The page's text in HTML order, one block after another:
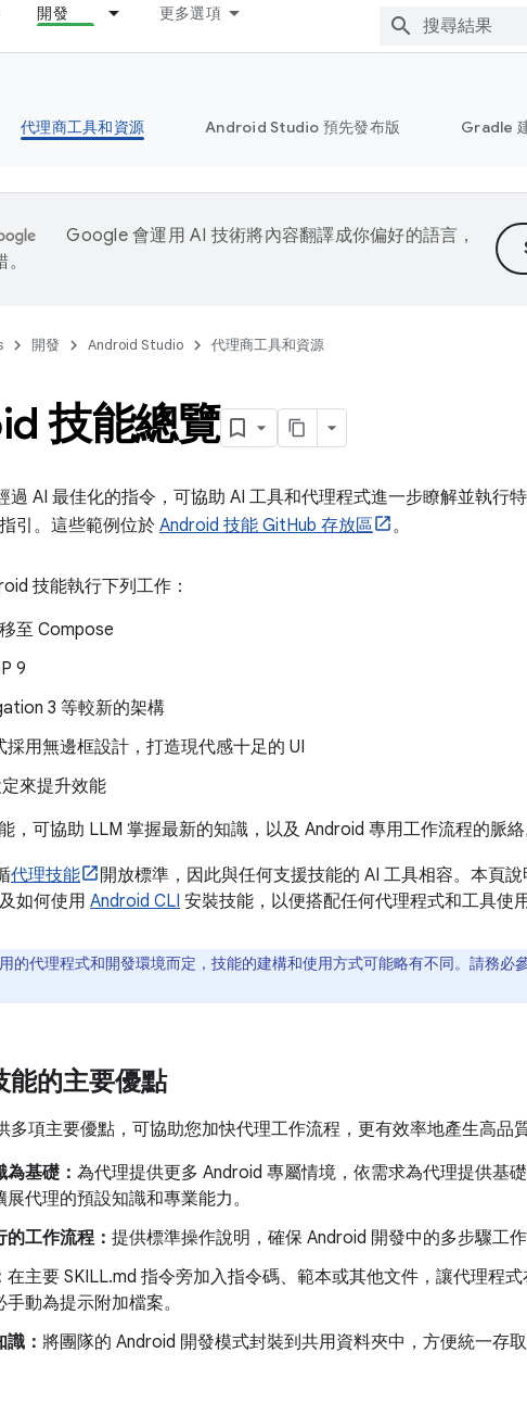
開發 更多選項
代理商工具和資源 Android Studio 預先發布版 Gradle
Google 會運用 AI 技術將內容翻譯成你偏好的語言，
開發 Android Studio 代理商工具和資源
技能總覽
過 AI 最佳化的指令，可協助 AI 工具和代理程式進一步瞭解並執行
引。這些範例位於 Android 技能 GitHub 存放區 。
技能執行下列工作：
至 Compose
9
3 等較新的架構
採用無邊框設計，打造現代感十足的 UI
來提升效能
，可協助 LLM 掌握最新的知識，以及 Android 專用工作流程的脈絡
代理技能
開放標準，因此與任何支援技能的 AI 工具相容。本頁
如何使用 Android CLI 安裝技能，以便搭配任何代理程式和工具使用
的代理程式和開發環境而定，技能的建構和使用方式可能略有不同。請務必
的主要優點
多項主要優點，可協助您加快代理工作流程，更有效率地產生高品
基礎： 為代理提供更多 Android 專屬情境，依需求為代理提供基
代理的預設知識和專業能力。
工作流程： 提供標準操作說明，確保 Android 開發中的多步驟工作
在主要 SKILL.md 指令旁加入指令碼、範本或其他文件，讓代理程
動為提示附加檔案。
： 將團隊的 Android 開發模式封裝到共用資料夾中，方便統一存取